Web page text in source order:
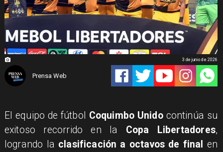
Prensa Web
3 de junio de 2026
El equipo de fútbol Coquimbo Unidocontinúa su
exitoso recorrido en la Copa Libertadores,
logrando la clasificación a octavos de final
en